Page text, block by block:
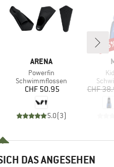
MARKE
ARENA
Artikel
Powerfin
Produktgruppe
Schwimmflossen
Preis
CHF 50.95
5.0(3)
CHF
DAS ANGESEHEN